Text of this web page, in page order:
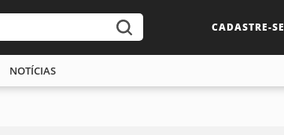
CADASTRE-SE
NOTÍCIAS